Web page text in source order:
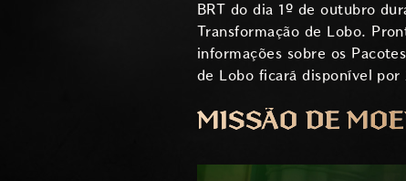
BRT do dia 1º de outubro
Transformação de Lobo.
informações sobre os
de Lobo ficará disponível por
MISSÃO DE